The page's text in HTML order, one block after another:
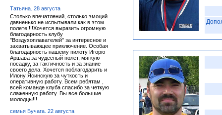
Татьяна. 28 августа
Столько впечатлений, столько эмоций
давненько не испытывали как в этом
полете!!!!Хочется выразить огромную
благодарность клубу
"Воздухоплавателей" за интересное и
захватывающее приключение. Особая
благодарность нашему пилоту Игорю
Аршава за чудесный полет, мягкую
посадку, за тактичность и за знание
своего дела. Хочется поблагодарить и
Илону Ясинскую за чуткость и
оперативную работу. Всем ребятам ,
всей команде клуба спасибо за четкую
слаженную работу. Вы все большие
молодцы!!!
семья Бучага. 22 августа